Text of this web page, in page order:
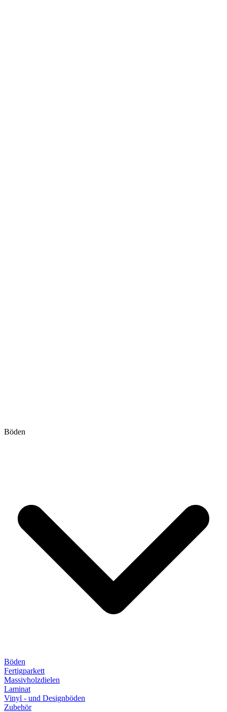
Böden
Böden
Fertigparkett
Massivholzdielen
Laminat
Vinyl - und Designböden
Zubehör